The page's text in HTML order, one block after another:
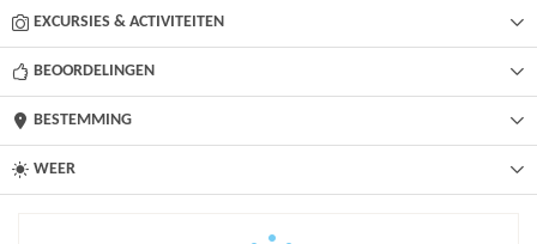
EXCURSIES & ACTIVITEITEN
BEOORDELINGEN
BESTEMMING
WEER